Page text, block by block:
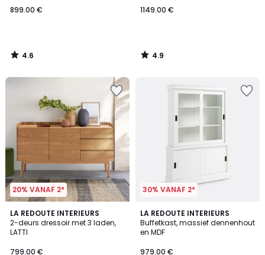
899.00 €
4.6
/
1149.00 €
4.9
/
20% VANAF 2*
LA REDOUTE INTERIEURS
2-deurs dressoir met 3 laden,
LATTI
799.00 €
4.7
/ 5
30% VANAF 2*
LA REDOUTE INTERIEURS
Buffetkast, massief dennenhout
en MDF
979.00 €
4.1
/ 5